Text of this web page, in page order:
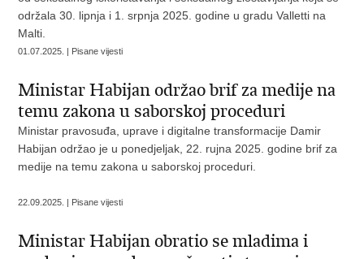
održala 30. lipnja i 1. srpnja 2025. godine u gradu Valletti na
Malti.
01.07.2025. | Pisane vijesti
Ministar Habijan održao brif za medije na
temu zakona u saborskoj proceduri
Ministar pravosuđa, uprave i digitalne transformacije Damir
Habijan održao je u ponedjeljak, 22. rujna 2025. godine brif za
medije na temu zakona u saborskoj proceduri.
22.09.2025. | Pisane vijesti
Ministar Habijan obratio se mladima i